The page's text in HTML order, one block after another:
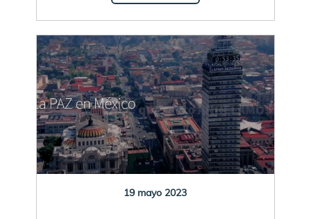
19 mayo 2023